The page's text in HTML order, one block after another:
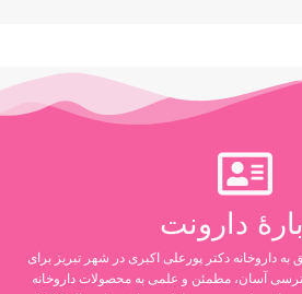
دارونت
به داروخانه دکتر پورعلی اکبری در شهر تبریز برای
آسان، مطمئن و علمی به محصولات داروخانه